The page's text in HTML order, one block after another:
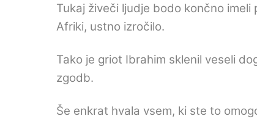
Tukaj živeči ljudje bodo končno
Afriki, ustno izročilo.
Tako je griot Ibrahim sklenil veseli
zgodb.
Še enkrat hvala vsem, ki ste to